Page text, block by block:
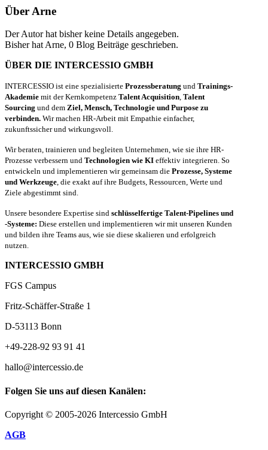
Über Arne
Der Autor hat bisher keine Details angegeben.
Bisher hat Arne, 0 Blog Beiträge geschrieben.
ÜBER DIE INTERCESSIO GMBH
INTERCESSIO ist eine spezialisierte Prozessberatung und Trainings-
Akademie mit der Kernkompetenz Talent Acquisition, Talent
Sourcing und dem Ziel, Mensch, Technologie und Purpose zu
verbinden. Wir machen HR-Arbeit mit Empathie einfacher,
zukunftssicher und wirkungsvoll.
Wir beraten, trainieren und begleiten Unternehmen, wie sie ihre HR-
Prozesse verbessern und Technologien wie KI effektiv integrieren. So
entwickeln und implementieren wir gemeinsam die Prozesse, Systeme
und Werkzeuge, die exakt auf ihre Budgets, Ressourcen, Werte und
Ziele abgestimmt sind.
Unsere besondere Expertise sind schlüsselfertige Talent-Pipelines und
-Systeme: Diese erstellen und implementieren wir mit unseren Kunden
und bilden ihre Teams aus, wie sie diese skalieren und erfolgreich
nutzen.
INTERCESSIO GMBH
FGS Campus
Fritz-Schäffer-Straße 1
D-53113 Bonn
+49-228-92 93 91 41
hallo@intercessio.de
Folgen Sie uns auf diesen Kanälen:
Copyright © 2005-2026 Intercessio GmbH
AGB